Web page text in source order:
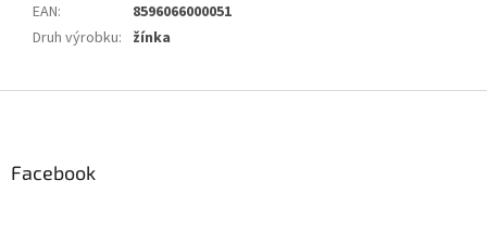
EAN:
8596066000051
Druh výrobku: žínka
Facebook